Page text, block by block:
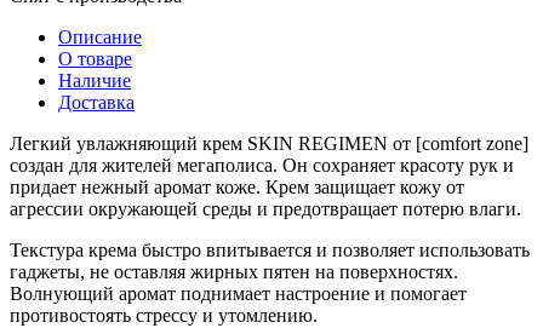
Описание
О товаре
Наличие
Доставка
Легкий увлажняющий крем SKIN REGIMEN от [comfort zone]
создан для жителей мегаполиса. Он сохраняет красоту рук и
придает нежный аромат коже. Крем защищает кожу от
агрессии окружающей среды и предотвращает потерю влаги.
Текстура крема быстро впитывается и позволяет использовать
гаджеты, не оставляя жирных пятен на поверхностях.
Волнующий аромат поднимает настроение и помогает
противостоять стрессу и утомлению.